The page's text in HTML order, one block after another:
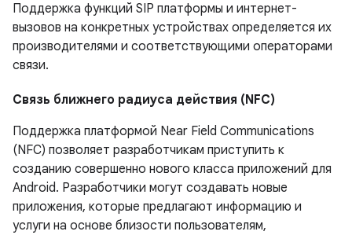
Поддержка функций SIP платформы и интернет-
вызовов на конкретных устройствах определяется их
производителями и соответствующими операторами
связи.
Связь ближнего радиуса действия (NFC)
Поддержка платформой Near Field Communications
(NFC) позволяет разработчикам приступить к
созданию совершенно нового класса приложений для
Android. Разработчики могут создавать новые
приложения, которые предлагают информацию и
услуги на основе близости пользователям,